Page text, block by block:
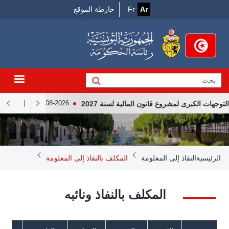
الرئيسي
Fr Ar
Menu
خارطة الموقع
الكبرى لمشروع قانون المالية لسنة 2027 04-08-2026 لقاء رئيس
Breadcrumb
الرئيسيةالنفاذ إلى المعلومة المكلف بالنفاذ إلى المعلومة
المكلف بالنفاذ ونائبه